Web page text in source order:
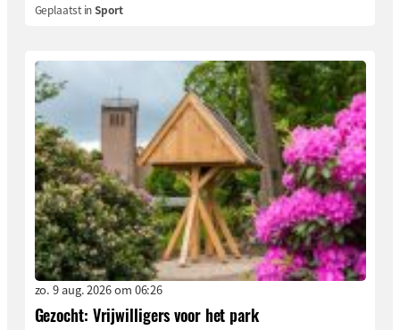
Geplaatst inSport
zo. 9 aug. 2026 om 06:26
Gezocht: Vrijwilligers voor het park